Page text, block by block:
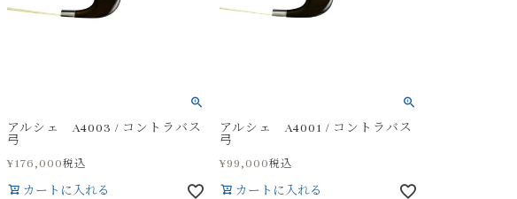
アルシェ A4003 / コントラバス
弓
¥176,000税込
カートに入れる
アルシェ A4001 / コントラバス
弓
¥99,000税込
カートに入れる